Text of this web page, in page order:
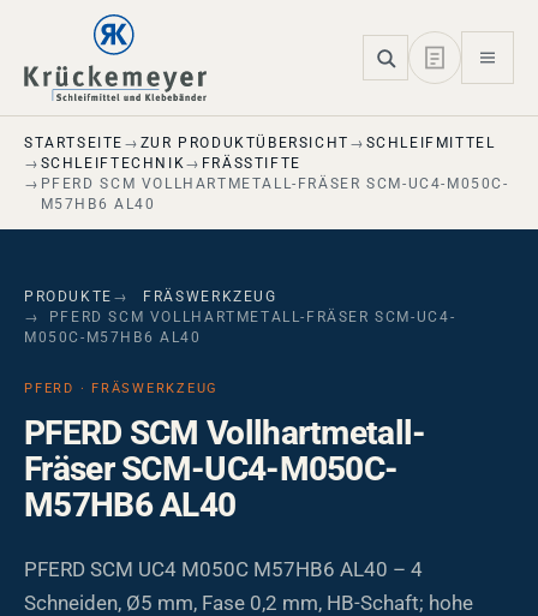
Skip to main navigation
Skip to main content
Skip to page footer
STARTSEITE ZUR PRODUKTÜBERSICHT
SCHLEIFMITTEL
SCHLEIFTECHNIK
FRÄSSTIFTE
PFERD SCM VOLLHARTMETALL-FRÄSER SCM-UC4-M050C-
M57HB6 AL40
PRODUKTE
FRÄSWERKZEUG
PFERD SCM VOLLHARTMETALL-FRÄSER SCM-UC4-
M050C-M57HB6 AL40
PFERD · FRÄSWERKZEUG
PFERD SCM Vollhartmetall-
Fräser SCM-UC4-M050C-
M57HB6 AL40
PFERD SCM UC4 M050C M57HB6 AL40 – 4
Schneiden, Ø5 mm, Fase 0,2 mm, HB-Schaft; hohe